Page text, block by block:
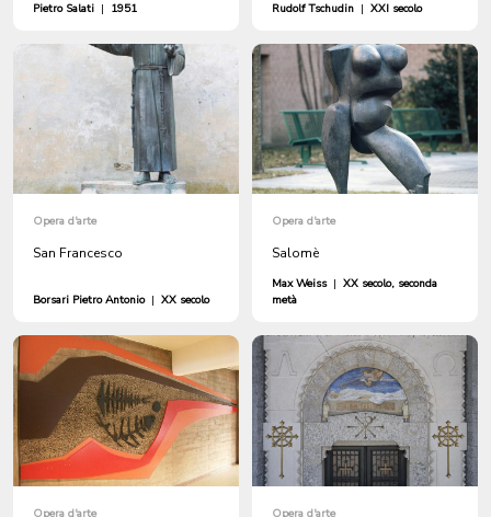
Pietro Salati | 1951 Rudolf Tschudin | XXI secolo
Opera d'arte
San Francesco
Borsari Pietro Antonio | XX secolo
Opera d'arte
Salomè
Max Weiss | XX secolo, seconda
metà
Opera d'arte Opera d'arte